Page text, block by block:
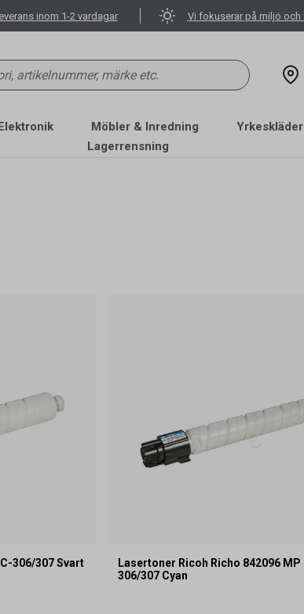
inom 1-2 vardagar Vi fokuserar på miljö och
Möbler & Inredning
Lagerrensning
306/307 Svart
Lasertoner Ricoh Richo 842096 MP
306/307 Cyan